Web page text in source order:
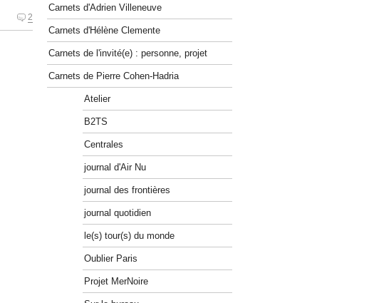
2
Carnets d'Adrien Villeneuve
Carnets d'Hélène Clemente
Carnets de l'invité(e) : personne, projet
Carnets de Pierre Cohen-Hadria
Atelier
B2TS
Centrales
journal d'Air Nu
journal des frontières
journal quotidien
le(s) tour(s) du monde
Oublier Paris
Projet MerNoire